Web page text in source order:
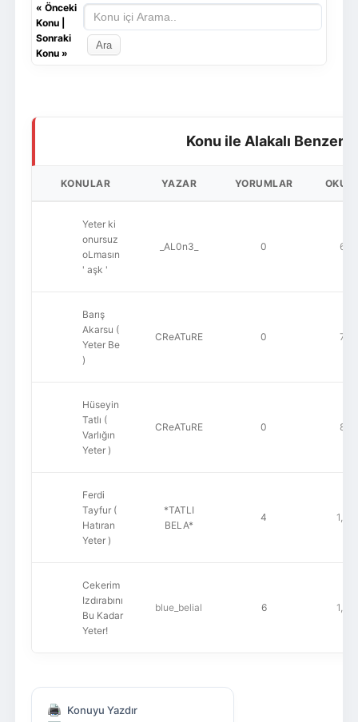
« Önceki
Konu|
Sonraki
Konu»
Konu ile Alakalı Benzer
KONULAR YAZAR YORUMLAR
Yeter ki
onursuz
oLmasın
' aşk '
_AL0n3_ 0 669
Barış
Akarsu (
Yeter Be
)
CReATuRE 0 749
Hüseyin
Tatlı (
Varlığın
Yeter )
CReATuRE 0 823
Ferdi
Tayfur (
Hatıran
Yeter )
*TATLI
BELA*
4
Cekerim
Izdırabını
Bu Kadar
Yeter!
blue_belial 6
Konuyu Yazdır